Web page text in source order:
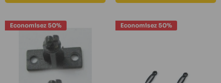
Economisez 50% Economisez 50%